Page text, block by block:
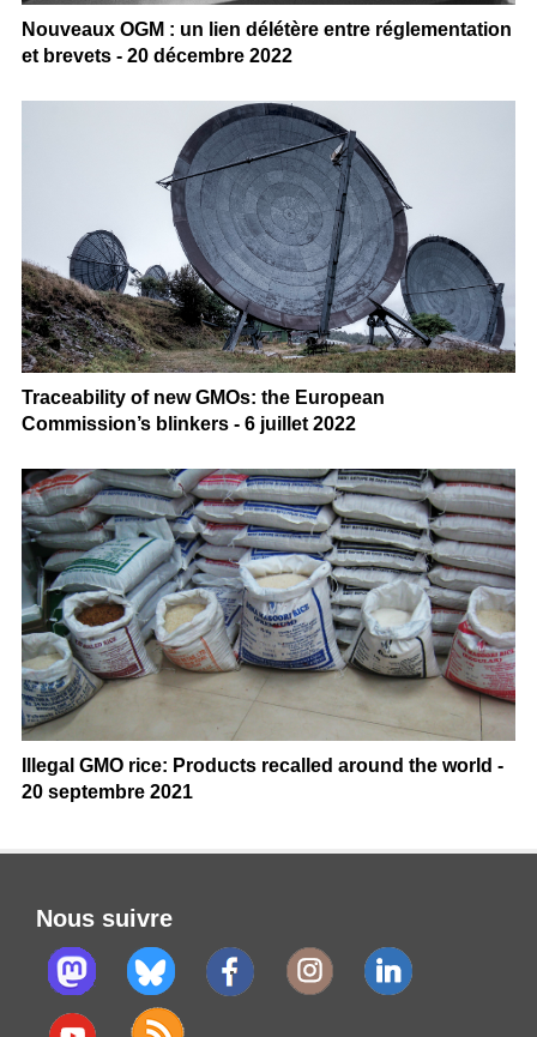
Nouveaux OGM : un lien délétère entre réglementation
et brevets - 20 décembre 2022
Traceability of new GMOs: the European
Commission’s blinkers - 6 juillet 2022
Illegal GMO rice: Products recalled around the world -
20 septembre 2021
Nous suivre